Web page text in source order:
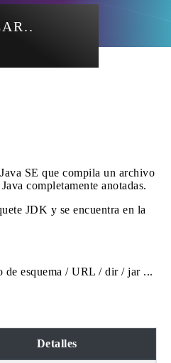
SE que compila un archivo
completamente anotadas.
JDK y se encuentra en la
esquema / URL / dir / jar ...
Detalles